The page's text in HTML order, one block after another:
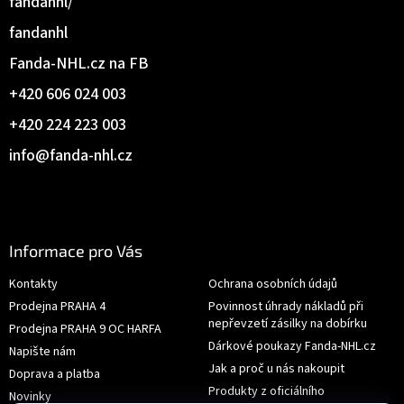
info@fanda-nhl.cz
+420 224 223 003
+420 606 024 003
Fanda-NHL.cz na FB
fandanhl
Informace pro Vás
Kontakty
Prodejna PRAHA 4
Prodejna PRAHA 9 OC HARFA
Napište nám
Doprava a platba
Novinky
Ochrana osobních údajů
Povinnost úhrady nákladů při
nepřevzetí zásilky na dobírku
Dárkové poukazy Fanda-NHL.cz
Jak a proč u nás nakoupit
Produkty z oficiálního